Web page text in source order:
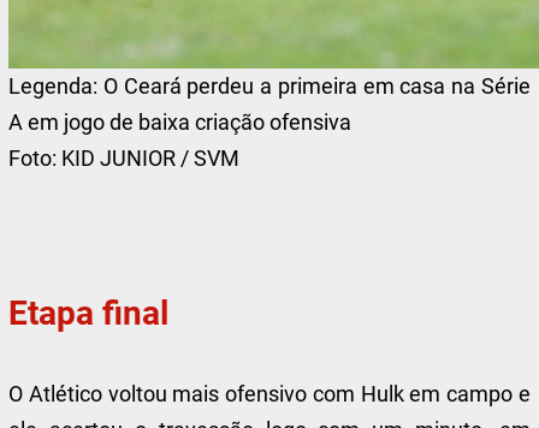
Legenda: O Ceará perdeu a primeira em casa na Série
A em jogo de baixa criação ofensiva
Foto: KID JUNIOR / SVM
Etapa final
O Atlético voltou mais ofensivo com Hulk em campo e